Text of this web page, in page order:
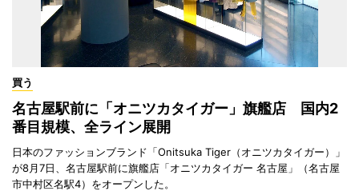
買う
名古屋駅前に「オニツカタイガー」旗艦店 国内2
番目規模、全ライン展開
日本のファッションブランド「Onitsuka Tiger（オニツカタイガー）」
が8月7日、名古屋駅前に旗艦店「オニツカタイガー 名古屋」（名古屋
市中村区名駅4）をオープンした。